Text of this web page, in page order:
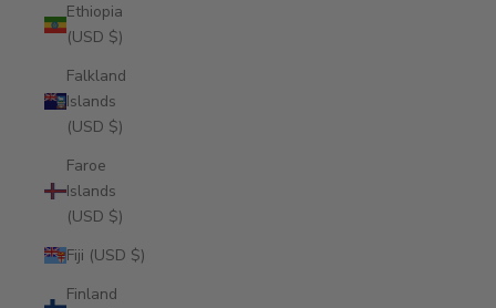
Ethiopia
(USD $)
Falkland
Islands
(USD $)
Faroe
Islands
(USD $)
Fiji (USD $)
Finland